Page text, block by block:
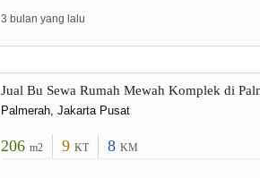
3 bulan yang lalu
Jual Bu Sewa Rumah Mewah Komplek di
Palmerah, Jakarta Pusat
206 m2 9 KT 8 KM